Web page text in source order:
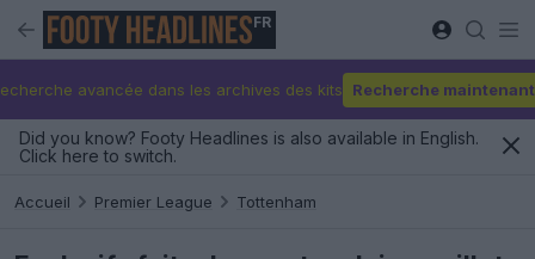
FR
avancée dans les archives des kits Recherche maintenant
Did you know? Footy Headlines is also available in English.
Click here to switch.
Accueil Premier League Tottenham